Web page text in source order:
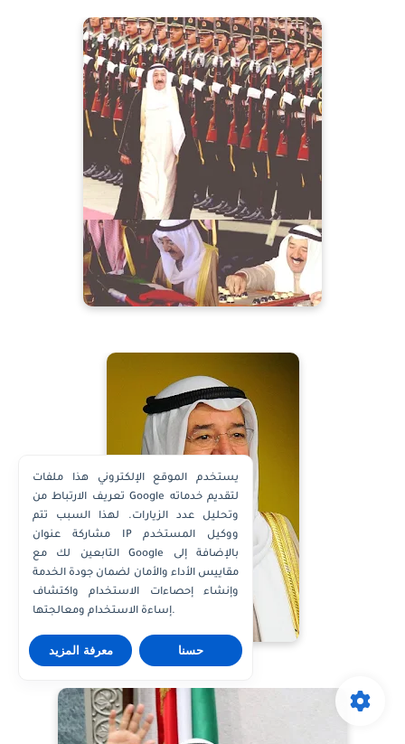
يستخدم الموقع الإلكتروني هذا ملفات
تعريف الارتباط من Google لتقديم خدماته
وتحليل عدد الزيارات. لهذا السبب تتم
مشاركة عنوان IP ووكيل المستخدم
التابعين لك مع Google بالإضافة إلى
مقاييس الأداء والأمان لضمان جودة الخدمة
وإنشاء إحصاءات الاستخدام واكتشاف
إساءة الاستخدام ومعالجتها.
معرفة المزيد حسنا